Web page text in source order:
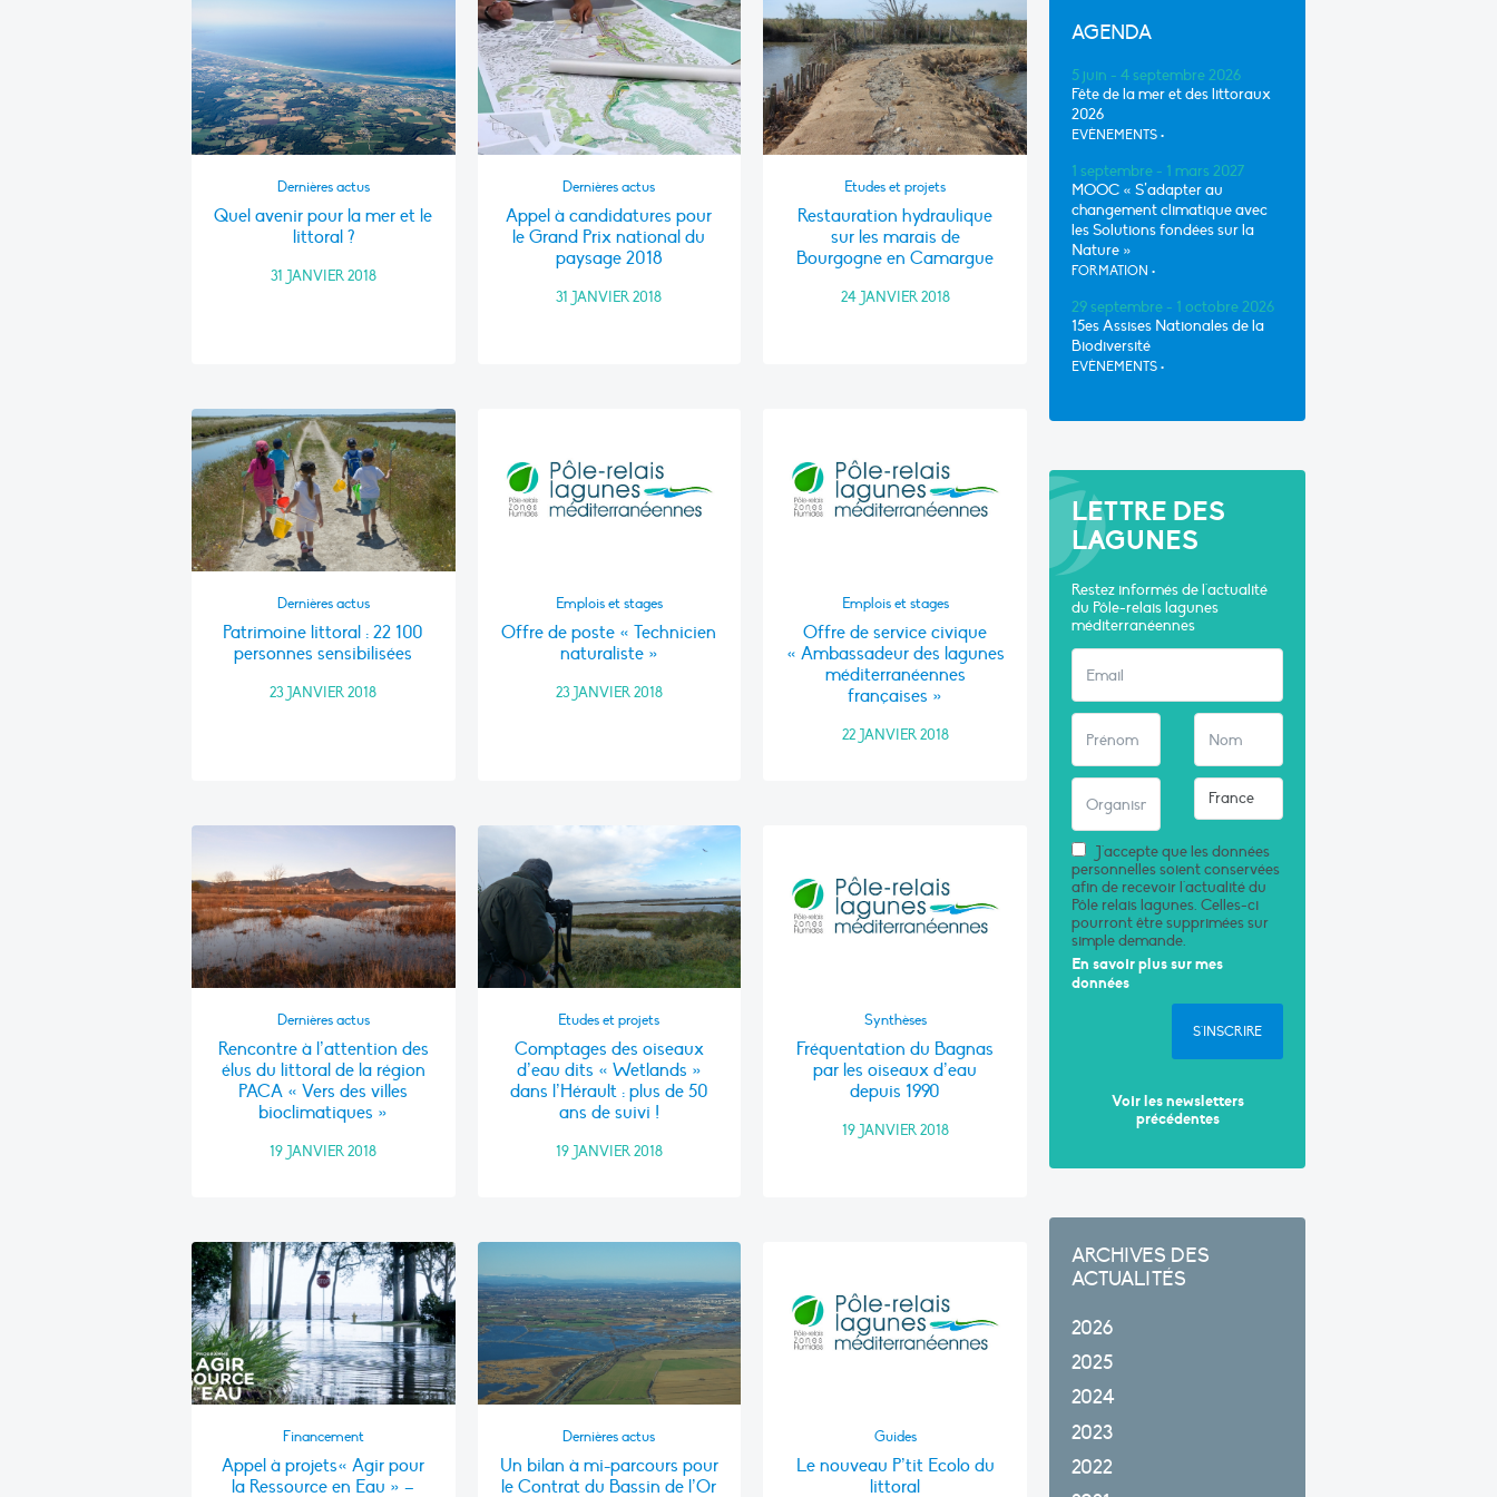
Dernières actus
Quel avenir pour la mer et le
littoral ?
31 JANVIER 2018
Dernières actus
Appel à candidatures pour
le Grand Prix national du
paysage 2018
31 JANVIER 2018
Etudes et projets
Restauration hydraulique
sur les marais de
Bourgogne en Camargue
24 JANVIER 2018
Dernières actus
Patrimoine littoral : 22 100
personnes sensibilisées
23 JANVIER 2018
Emplois et stages
Offre de poste « Technicien
naturaliste »
23 JANVIER 2018
Emplois et stages
Offre de service civique
« Ambassadeur des lagunes
méditerranéennes
françaises »
22 JANVIER 2018
Dernières actus
Rencontre à l’attention des
élus du littoral de la région
PACA « Vers des villes
bioclimatiques »
19 JANVIER 2018
Etudes et projets
Comptages des oiseaux
d’eau dits « Wetlands »
dans l’Hérault : plus de 50
ans de suivi !
19 JANVIER 2018
Synthèses
Fréquentation du Bagnas
par les oiseaux d’eau
depuis 1990
19 JANVIER 2018
Financement
Appel à projets« Agir pour
la Ressource en Eau » –
Dernières actus
Un bilan à mi-parcours pour
le Contrat du Bassin de l’Or
Guides
Le nouveau P’tit Ecolo du
littoral
AGENDA
5 juin - 4 septembre 2026
Fête de la mer et des littoraux
2026
EVÈNEMENTS •
1 septembre - 1 mars 2027
MOOC « S’adapter au
changement climatique avec
les Solutions fondées sur la
Nature »
FORMATION •
29 septembre - 1 octobre 2026
15es Assises Nationales de la
Biodiversité
EVÈNEMENTS •
LETTRE DES
LAGUNES
Restez informés de l'actualité
du Pôle-relais lagunes
méditerranéennes
J'accepte que les données
personnelles soient conservées
afin de recevoir l'actualité du
Pôle relais lagunes. Celles-ci
pourront être supprimées sur
simple demande.
En savoir plus sur mes
données
S'INSCRIRE
Voir les newsletters
précédentes
ARCHIVES DES
ACTUALITÉS
2026
2025
2024
2023
2022